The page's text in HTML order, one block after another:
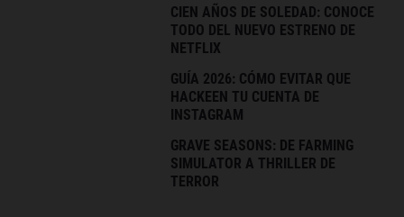
CIEN AÑOS DE SOLEDAD: CONOCE
TODO DEL NUEVO ESTRENO DE
NETFLIX
GUÍA 2026: CÓMO EVITAR QUE
HACKEEN TU CUENTA DE
INSTAGRAM
GRAVE SEASONS: DE FARMING
SIMULATOR A THRILLER DE
TERROR